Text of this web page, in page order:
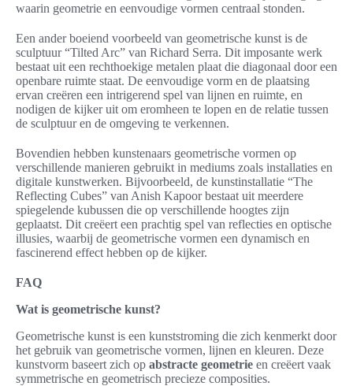
waarin geometrie en eenvoudige vormen centraal stonden.
Een ander boeiend voorbeeld van geometrische kunst is de
sculptuur “Tilted Arc” van Richard Serra. Dit imposante werk
bestaat uit een rechthoekige metalen plaat die diagonaal door een
openbare ruimte staat. De eenvoudige vorm en de plaatsing
ervan creëren een intrigerend spel van lijnen en ruimte, en
nodigen de kijker uit om eromheen te lopen en de relatie tussen
de sculptuur en de omgeving te verkennen.
Bovendien hebben kunstenaars geometrische vormen op
verschillende manieren gebruikt in mediums zoals installaties en
digitale kunstwerken. Bijvoorbeeld, de kunstinstallatie “The
Reflecting Cubes” van Anish Kapoor bestaat uit meerdere
spiegelende kubussen die op verschillende hoogtes zijn
geplaatst. Dit creëert een prachtig spel van reflecties en optische
illusies, waarbij de geometrische vormen een dynamisch en
fascinerend effect hebben op de kijker.
FAQ
Wat is geometrische kunst?
Geometrische kunst is een kunststroming die zich kenmerkt door
het gebruik van geometrische vormen, lijnen en kleuren. Deze
kunstvorm baseert zich op abstracte geometrie en creëert vaak
symmetrische en geometrisch precieze composities.